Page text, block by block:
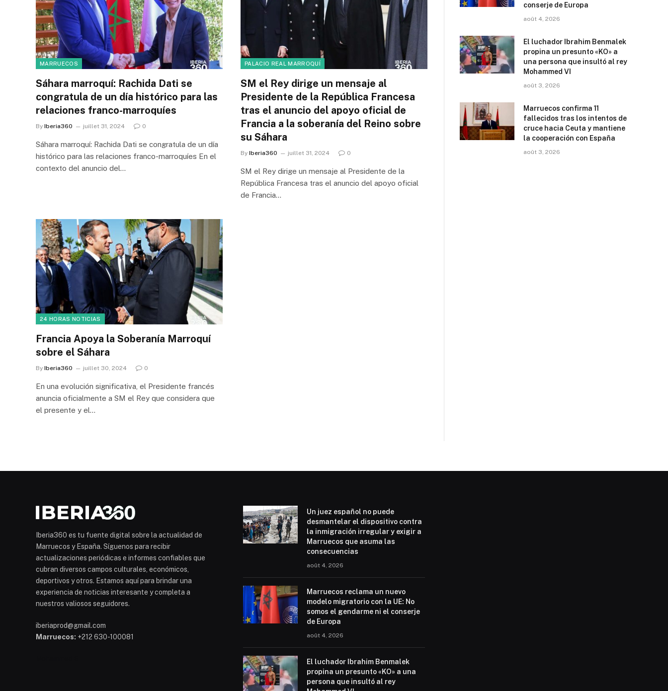
MARRUECOS
Sáhara marroquí: Rachida Dati se
congratula de un día histórico para las
relaciones franco-marroquíes
By Iberia360 juillet 31, 2024 0
Sáhara marroquí: Rachida Dati se congratula de un día
histórico para las relaciones franco-marroquíes En el
contexto del anuncio del…
PALACIO REAL MARROQUÍ
SM el Rey dirige un mensaje al
Presidente de la República Francesa
tras el anuncio del apoyo oficial de
Francia a la soberanía del Reino sobre
su Sáhara
By Iberia360 juillet 31, 2024 0
SM el Rey dirige un mensaje al Presidente de la
República Francesa tras el anuncio del apoyo oficial
de Francia…
24 HORAS NOTICIAS
Francia Apoya la Soberanía Marroquí
sobre el Sáhara
By Iberia360 juillet 30, 2024 0
En una evolución significativa, el Presidente francés
anuncia oficialmente a SM el Rey que considera que
el presente y el…
conserje de Europa
août 4, 2026
El luchador Ibrahim Benmalek
propina un presunto «KO» a
una persona que insultó al rey
Mohammed VI
août 3, 2026
Marruecos confirma 11
fallecidos tras los intentos de
cruce hacia Ceuta y mantiene
la cooperación con España
août 3, 2026
Iberia360 es tu fuente digital sobre la actualidad de
Marruecos y España. Síguenos para recibir
actualizaciones periódicas e informes confiables que
cubran diversos campos culturales, económicos,
deportivos y otros. Estamos aquí para brindar una
experiencia de noticias interesante y completa a
nuestros valiosos seguidores.
iberiaprod@gmail.com
Marruecos: +212 630-100081
Un juez español no puede
desmantelar el dispositivo contra
la inmigración irregular y exigir a
Marruecos que asuma las
consecuencias
août 4, 2026
Marruecos reclama un nuevo
modelo migratorio con la UE: No
somos el gendarme ni el conserje
de Europa
août 4, 2026
El luchador Ibrahim Benmalek
propina un presunto «KO» a una
persona que insultó al rey